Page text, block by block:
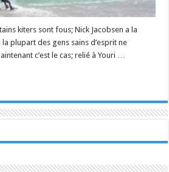
kiters sont fous; Nick Jacobsen a la
plupart des gens sains d’esprit ne
c’est le cas; relié à Youri …